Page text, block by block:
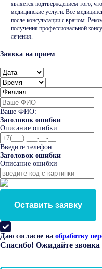
является подтверждением того,
медицинские услуги. Все
после консультации с врачом.
получения профессиональной
лечения.
Заявка на прием
Ваше ФИО:
Заголовок ошибки
Описание ошибки
Введите телефон:
Заголовок ошибки
Описание ошибки
Оставить заявку
Даю согласие на обработку
Спасибо! Ожидайте звонка